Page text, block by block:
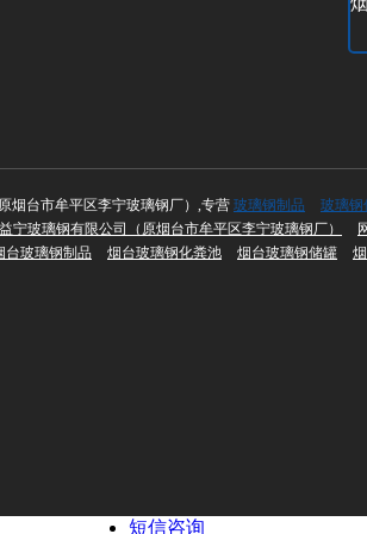
烟台市牟平区李宁玻璃钢厂）,专营 玻璃钢制品 玻璃钢
宁玻璃钢有限公司（原烟台市牟平区李宁玻璃钢厂）
台玻璃钢制品 烟台玻璃钢化粪池 烟台玻璃钢储罐
短信咨询